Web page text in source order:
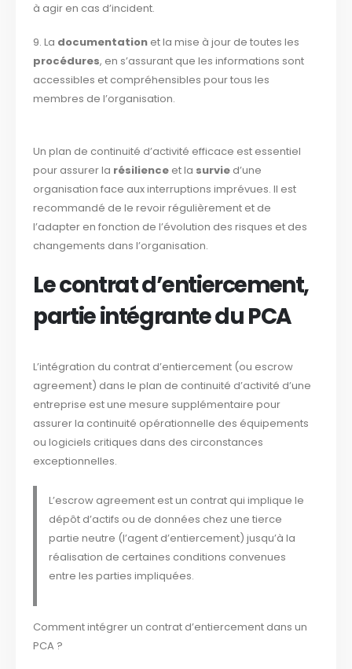
à agir en cas d’incident.
9. La documentation et la mise à jour de toutes les
procédures, en s’assurant que les informations sont
accessibles et compréhensibles pour tous les
membres de l’organisation.
Un plan de continuité d’activité efficace est essentiel
pour assurer la résilience et la survie d’une
organisation face aux interruptions imprévues. Il est
recommandé de le revoir régulièrement et de
l’adapter en fonction de l’évolution des risques et des
changements dans l’organisation.
Le contrat d’entiercement,
partie intégrante du PCA
L’intégration du contrat d’entiercement (ou escrow
agreement) dans le plan de continuité d’activité d’une
entreprise est une mesure supplémentaire pour
assurer la continuité opérationnelle des équipements
ou logiciels critiques dans des circonstances
exceptionnelles.
L’escrow agreement est un contrat qui implique le
dépôt d’actifs ou de données chez une tierce
partie neutre (l’agent d’entiercement) jusqu’à la
réalisation de certaines conditions convenues
entre les parties impliquées.
Comment intégrer un contrat d’entiercement dans un
PCA ?